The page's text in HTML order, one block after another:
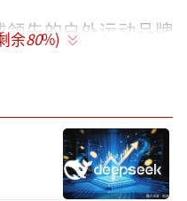
先的户外运动品牌
于欧洲和中国。狼
卓越及突出创新而
步、自行车、滑雪
余80%)